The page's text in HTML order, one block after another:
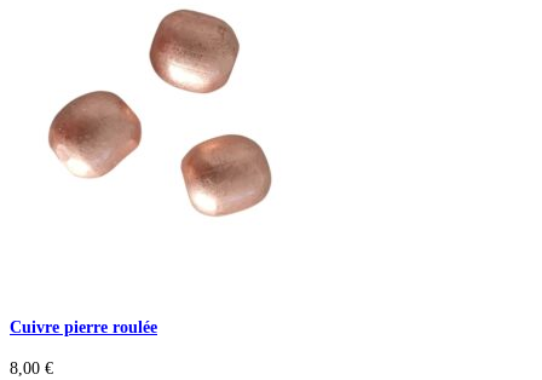
Cuivre pierre roulée
8,00 €